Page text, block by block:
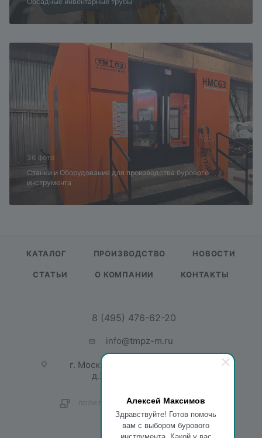
Алексей Максимов
Здравствуйте! Готов помочь
вам с выбором бурового
36 фото
Станки и Оборудование для производства бурового
инструмента
КАТАЛОГ ПРОИЗВОДСТВО НОВОСТИ
СТАТЬИ О КОМПАНИИ КОНТАКТЫ
8 (495) 476-62-20
info@tmpz-m.ru
г. Москва, ул. Садовая-Спасская,
д.21/1, пом. 1, офис 201
ПОЛИТИКА КОНФИДЕНЦИАЛЬНОСТИ